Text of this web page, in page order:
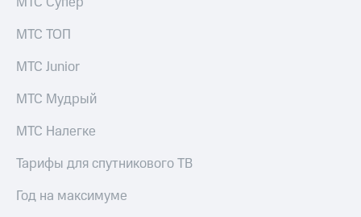
МТС ТОП
МТС Junior
МТС Мудрый
МТС Налегке
Тарифы для спутникового ТВ
Год на максимуме